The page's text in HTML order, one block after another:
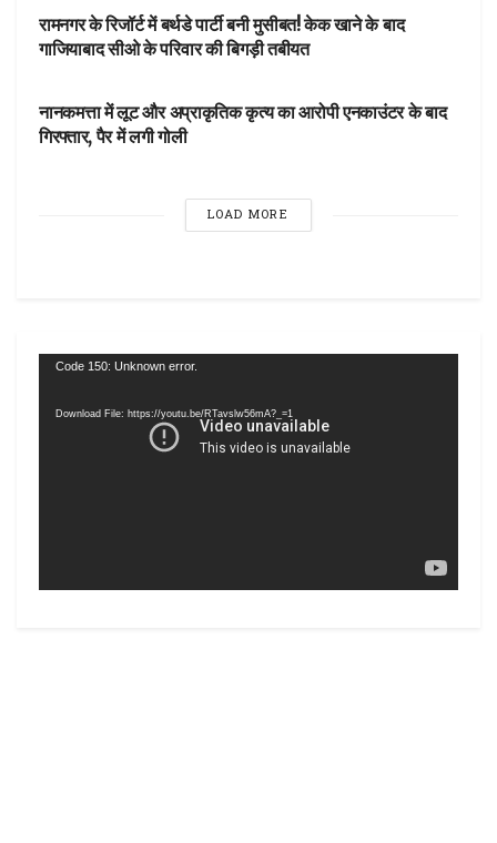
रामनगर के रिजॉर्ट में बर्थडे पार्टी बनी मुसीबत! केक खाने के बाद
गाजियाबाद सीओ के परिवार की बिगड़ी तबीयत
नानकमत्ता में लूट और अप्राकृतिक कृत्य का आरोपी एनकाउंटर के बाद
गिरफ्तार, पैर में लगी गोली
LOAD MORE
Video
Code 150: Unknown error.
Download File: https://youtu.be/RTavslw56mA?_=1